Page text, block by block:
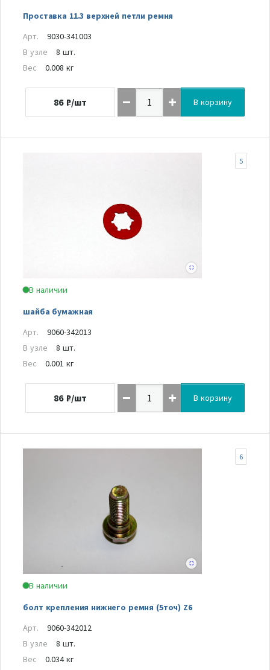
Проставка 11.3 верхней петли ремня
Арт.
9030-341003
В узле
8 шт.
Вес
0.008 кг
86 ₽/шт В корзину
В наличии
шайба бумажная
5
Арт.
9060-342013
В узле
8 шт.
Вес
0.001 кг
86 ₽/шт В корзину
В наличии
болт крепления нижнего ремня (5точ) Z6
6
Арт.
9060-342012
В узле
8 шт.
Вес
0.034 кг